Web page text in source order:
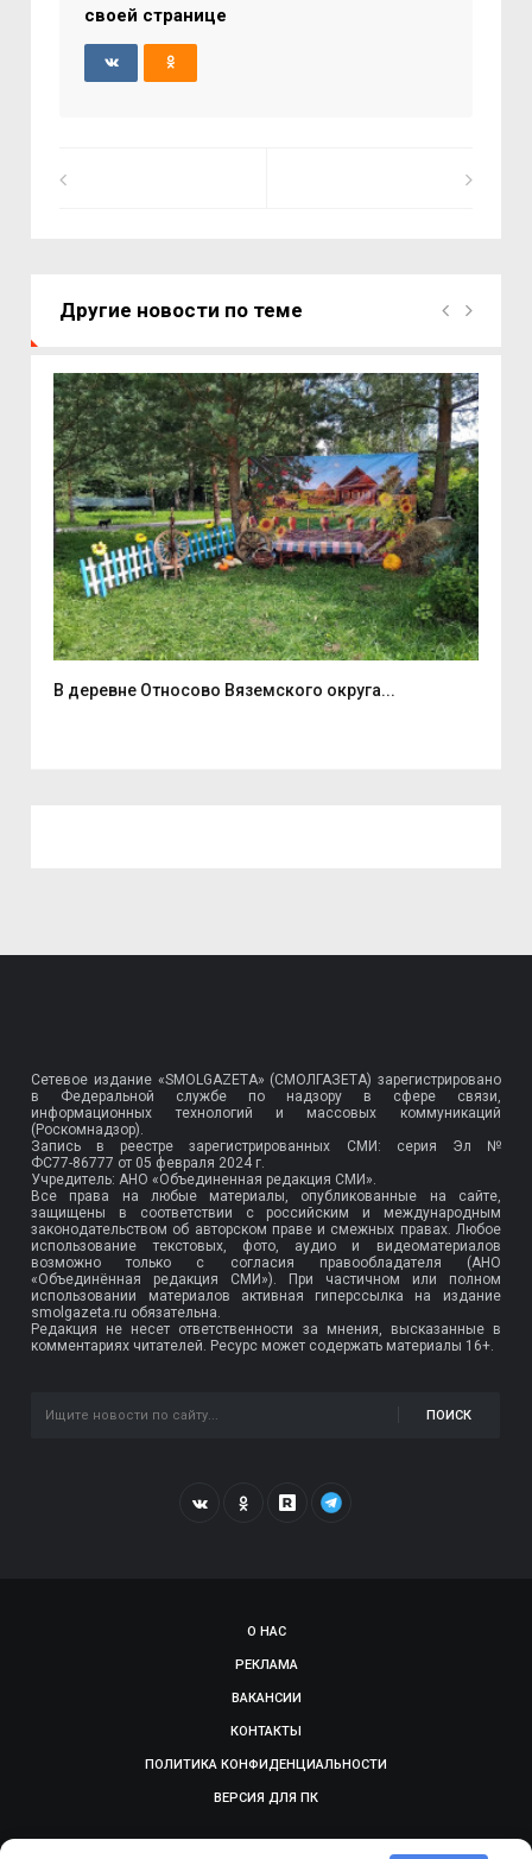
своей странице
Другие новости по теме
В деревне Относово Вяземского округа...
Сетевое издание «SMOLGAZETA» (СМОЛГАЗЕТА) зарегистрировано
в Федеральной службе по надзору в сфере связи,
информационных технологий и массовых коммуникаций
(Роскомнадзор).
Запись в реестре зарегистрированных СМИ: серия Эл №
ФС77-86777 от 05 февраля 2024 г.
Учредитель: АНО «Объединенная редакция СМИ».
Все права на любые материалы, опубликованные на сайте,
защищены в соответствии с российским и международным
законодательством об авторском праве и смежных правах. Любое
использование текстовых, фото, аудио и видеоматериалов
возможно только с согласия правообладателя (АНО
«Объединённая редакция СМИ»). При частичном или полном
использовании материалов активная гиперссылка на издание
smolgazeta.ru обязательна.
Редакция не несет ответственности за мнения, высказанные в
комментариях читателей. Ресурс может содержать материалы 16+.
ПОИСК
О НАС
РЕКЛАМА
ВАКАНСИИ
КОНТАКТЫ
ПОЛИТИКА КОНФИДЕНЦИАЛЬНОСТИ
ВЕРСИЯ ДЛЯ ПК